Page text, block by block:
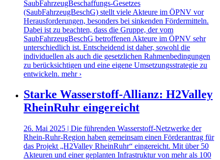
SaubFahrzeugBeschaffungs-Gesetzes
(SaubFahrzeugBeschG) stellt viele Akteure im ÖPNV vor
Herausforderungen, besonders bei sinkenden Fördermitteln.
Dabei ist zu beachten, dass die Gruppe, der vom
SaubFahrzeugBeschG betroffenen Akteure im ÖPNV sehr
unterschiedlich ist. Entscheidend ist daher, sowohl die
individuellen als auch die gesetzlichen Rahmenbedingungen
zu berücksichtigen und eine eigene Umsetzungsstrategie zu
entwickeln. mehr ›
Starke Wasserstoff-Allianz: H2Valley
RheinRuhr eingereicht
26. Mai 2025 | Die führenden Wasserstoff-Netzwerke der
Rhein-Ruhr-Region haben gemeinsam einen Förderantrag für
das Projekt „H2Valley RheinRuhr“ eingereicht. Mit über 50
Akteuren und einer geplanten Infrastruktur von mehr als 100